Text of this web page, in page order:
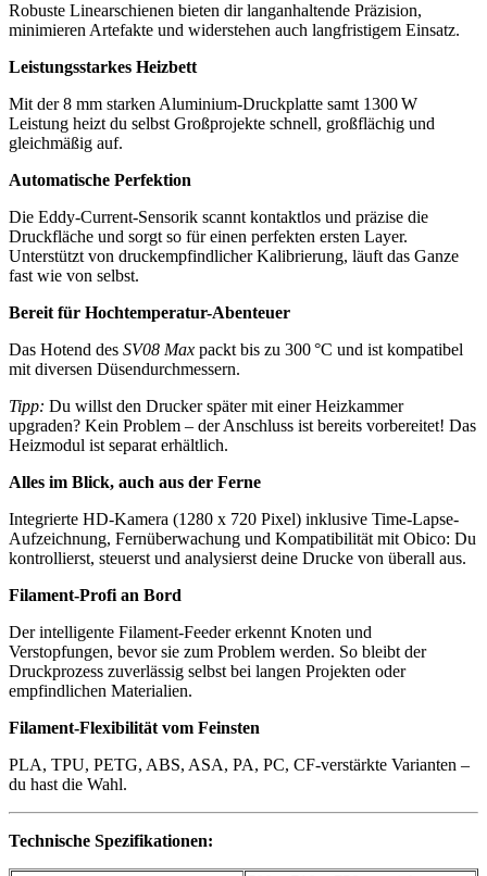
Robuste Linearschienen bieten dir langanhaltende Präzision,
minimieren Artefakte und widerstehen auch langfristigem Einsatz.
Leistungsstarkes Heizbett
Mit der 8 mm starken Aluminium-Druckplatte samt 1300 W
Leistung heizt du selbst Großprojekte schnell, großflächig und
gleichmäßig auf.
Automatische Perfektion
Die Eddy-Current-Sensorik scannt kontaktlos und präzise die
Druckfläche und sorgt so für einen perfekten ersten Layer.
Unterstützt von druckempfindlicher Kalibrierung, läuft das Ganze
fast wie von selbst.
Bereit für Hochtemperatur-Abenteuer
Das Hotend des SV08 Max packt bis zu 300 °C und ist kompatibel
mit diversen Düsendurchmessern.
Tipp: Du willst den Drucker später mit einer Heizkammer
upgraden? Kein Problem – der Anschluss ist bereits vorbereitet! Das
Heizmodul ist separat erhältlich.
Alles im Blick, auch aus der Ferne
Integrierte HD-Kamera (1280 x 720 Pixel) inklusive Time-Lapse-
Aufzeichnung, Fernüberwachung und Kompatibilität mit Obico: Du
kontrollierst, steuerst und analysierst deine Drucke von überall aus.
Filament-Profi an Bord
Der intelligente Filament-Feeder erkennt Knoten und
Verstopfungen, bevor sie zum Problem werden. So bleibt der
Druckprozess zuverlässig selbst bei langen Projekten oder
empfindlichen Materialien.
Filament-Flexibilität vom Feinsten
PLA, TPU, PETG, ABS, ASA, PA, PC, CF-verstärkte Varianten –
du hast die Wahl.
Technische Spezifikationen: